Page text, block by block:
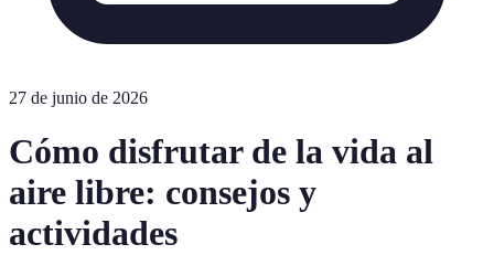
27 de junio de 2026
Cómo disfrutar de la vida al
aire libre: consejos y
actividades